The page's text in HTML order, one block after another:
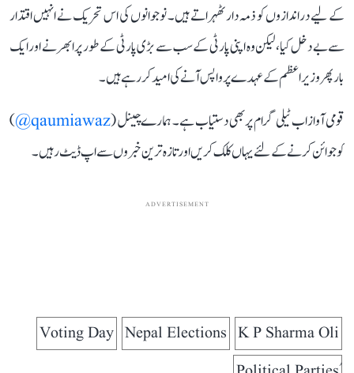
کے لیے دراندازوں کو ذمہ دار ٹھہراتے ہیں۔ نوجوانوں کی اس تحریک نے انہیں اقتدار
سے بے دخل کیا، لیکن وہ اپنی پارٹی کے سب سے بڑی پارٹی کے طور پر ابھرنے اور ایک
بار پھر وزیر اعظم کے عہدے پر واپس آنے کی امید کر رہے ہیں۔
قومی آواز اب ٹیلی گرام پر بھی دستیاب ہے۔ ہمارے چینل (qaumiawaz@
)
کو جوائن کرنے کے لئے یہاں کلک کریں اور تازہ ترین خبروں سے اپ ڈیٹ رہیں۔
ADVERTISEMENT
K P Sharma Oli
Nepal Elections
Voting Day